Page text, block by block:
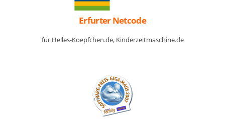
Erfurter Netcode
für Helles-Koepfchen.de, Kinderzeitmaschine.de